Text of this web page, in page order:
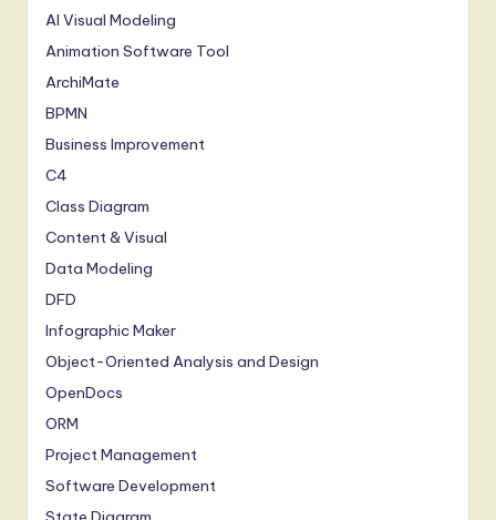
AI Visual Modeling
Animation Software Tool
ArchiMate
BPMN
Business Improvement
C4
Class Diagram
Content & Visual
Data Modeling
DFD
Infographic Maker
Object-Oriented Analysis and Design
OpenDocs
ORM
Project Management
Software Development